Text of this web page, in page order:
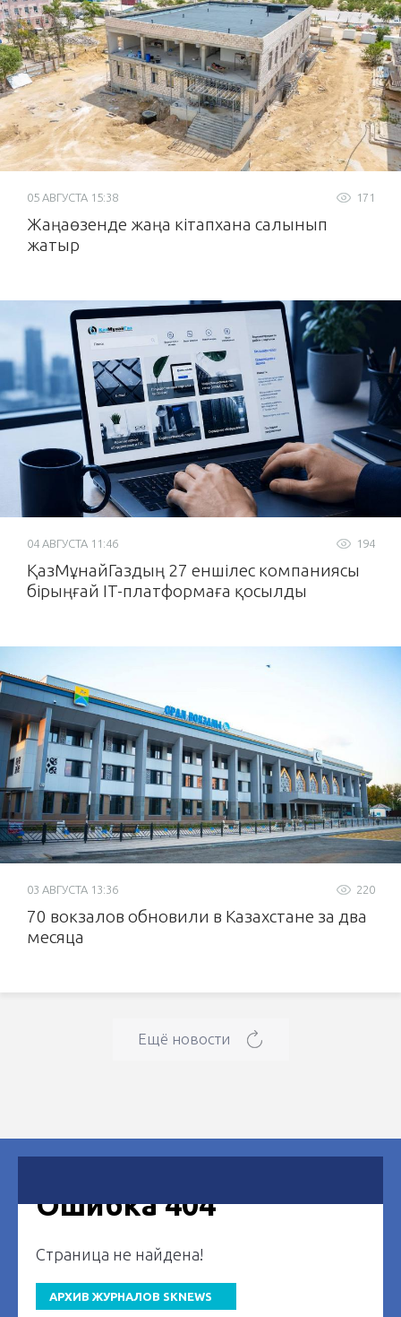
171
05 АВГУСТА 15:38
Жаңаөзенде жаңа кітапхана салынып
жатыр
194
04 АВГУСТА 11:46
ҚазМұнайГаздың 27 еншілес компаниясы
бірыңғай IT-платформаға қосылды
220
03 АВГУСТА 13:36
70 вокзалов обновили в Казахстане за два
месяца
Ещё новости